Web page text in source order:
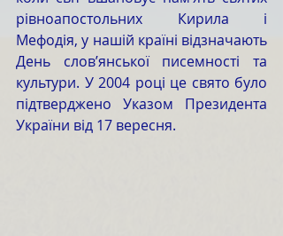
рівноапостольних Кирила і
Мефодія, у нашій країні відзначають
День слов’янської писемності та
культури. У 2004 році це свято було
підтверджено Указом Президента
України від 17 вересня.